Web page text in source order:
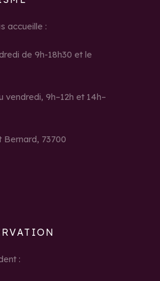
accueille :
de 9h-18h30 et le
vendredi, 9h–12h et 14h–
Bernard, 73700
: